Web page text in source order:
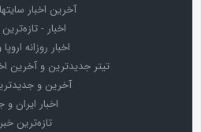
آخرین اخبار
اخبار -
اخبار روزانه
تیتر جدیدترین و آخرین
آخرین و
اخبار ایران و
تازه‌ترین